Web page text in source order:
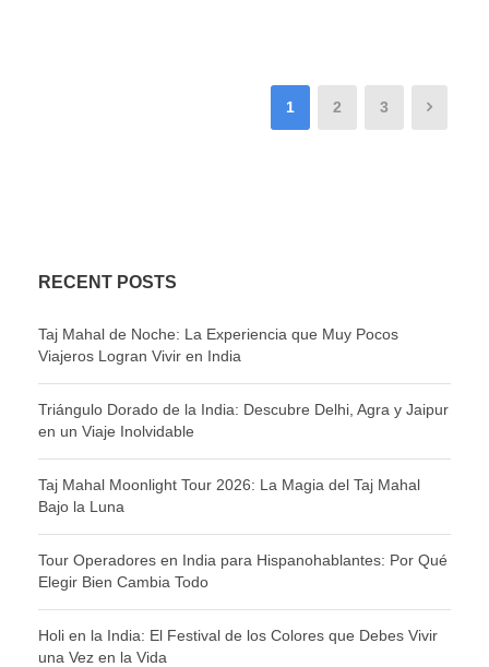
1 2 3
RECENT POSTS
Taj Mahal de Noche: La Experiencia que Muy Pocos
Viajeros Logran Vivir en India
Triángulo Dorado de la India: Descubre Delhi, Agra y Jaipur
en un Viaje Inolvidable
Taj Mahal Moonlight Tour 2026: La Magia del Taj Mahal
Bajo la Luna
Tour Operadores en India para Hispanohablantes: Por Qué
Elegir Bien Cambia Todo
Holi en la India: El Festival de los Colores que Debes Vivir
una Vez en la Vida